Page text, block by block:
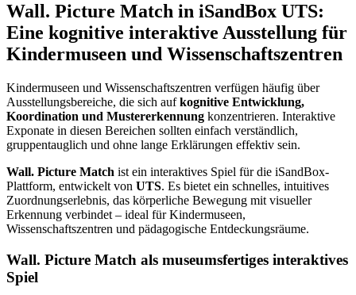
Wall. Picture Match in iSandBox UTS:
Eine kognitive interaktive Ausstellung für
Kindermuseen und Wissenschaftszentren
Kindermuseen und Wissenschaftszentren verfügen häufig über
Ausstellungsbereiche, die sich aufkognitive Entwicklung,
Koordination und Mustererkennung konzentrieren. Interaktive
Exponate in diesen Bereichen sollten einfach verständlich,
gruppentauglich und ohne lange Erklärungen effektiv sein.
Wall. Picture Match ist ein interaktives Spiel für die iSandBox-
Plattform, entwickelt von UTS. Es bietet ein schnelles, intuitives
Zuordnungserlebnis, das körperliche Bewegung mit visueller
Erkennung verbindet – ideal für Kindermuseen,
Wissenschaftszentren und pädagogische Entdeckungsräume.
Wall. Picture Match als museumsfertiges interaktives
Spiel